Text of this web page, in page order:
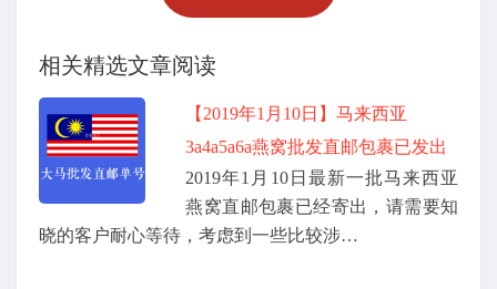
相关精选文章阅读
【2019年1月10日】马来西亚
3a4a5a6a燕窝批发直邮包裹已发出
2019年1月10日最新一批马来西亚
燕窝直邮包裹已经寄出，请需要知
晓的客户耐心等待，考虑到一些比较涉…